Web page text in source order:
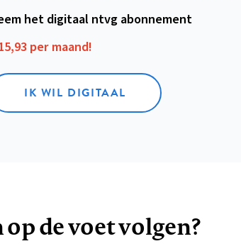
het digitaal ntvg abonnement
per maand!
IK WIL DIGITAAL
de voet volgen?